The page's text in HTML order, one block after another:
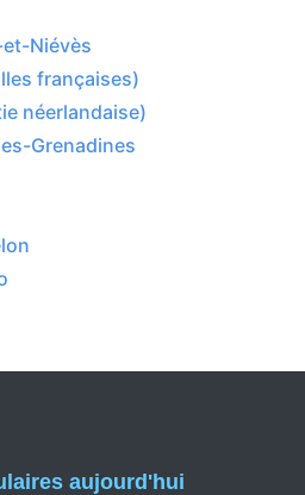
Niévès
françaises)
néerlandaise)
Grenadines
aujourd'hui